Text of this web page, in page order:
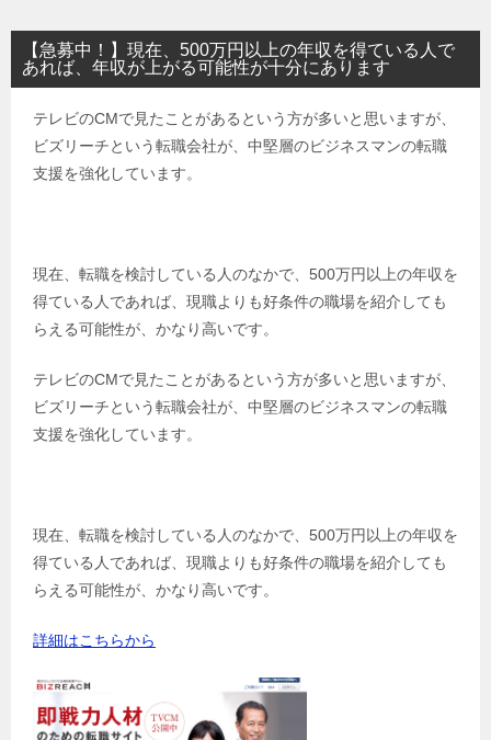
【急募中！】現在、500万円以上の年収を得ている人で
あれば、年収が上がる可能性が十分にあります
テレビのCMで見たことがあるという方が多いと思いますが、
ビズリーチという転職会社が、中堅層のビジネスマンの転職
支援を強化しています。
現在、転職を検討している人のなかで、500万円以上の年収を
得ている人であれば、現職よりも好条件の職場を紹介しても
らえる可能性が、かなり高いです。
テレビのCMで見たことがあるという方が多いと思いますが、
ビズリーチという転職会社が、中堅層のビジネスマンの転職
支援を強化しています。
現在、転職を検討している人のなかで、500万円以上の年収を
得ている人であれば、現職よりも好条件の職場を紹介しても
らえる可能性が、かなり高いです。
詳細はこちらから